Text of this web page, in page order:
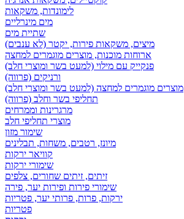
לימונדות, משקאות
מים מינרליים
שתיית מים
מיצים, משקאות פירות, יקטר (לא ענבים)
ארוחות מוכנות, מוצרים מוגמרים למחצה
פנקייק עם מילוי (למעט בשר ומוצרי חלב)
ורניקים (פרווה)
מוצרים מוגמרים למחצה (למעט בשר ומוצרי חלב)
תחליפי בשר וחלב (פרווה)
מרגרינות וממרחים
מוצרי תחליפי חלב
שימור מזון
מיונז, רטבים, משחות, תבלינים
קוויאר ירקות
שימורי ירקות
זיתים, זיתים שחורים, צלפים
שימורי פירות ופירות יער, פירה
ירקות, פרות, פרותי יער, פטריות
פטריות